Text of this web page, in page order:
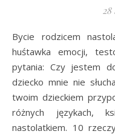
28
Bycie rodzicem nastolatka to prawdziwe wyzwanie –
huśtawka emocji,
pytania: Czy jestem
dziecko mnie nie
twoim dzieckiem
różnych językach,
nastolatkiem. 10